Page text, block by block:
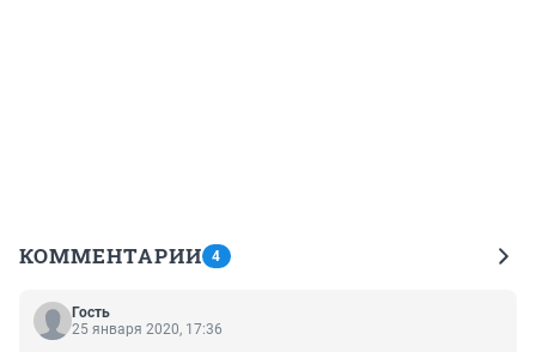
КОММЕНТАРИИ 4
Гость
25 января 2020, 17:36